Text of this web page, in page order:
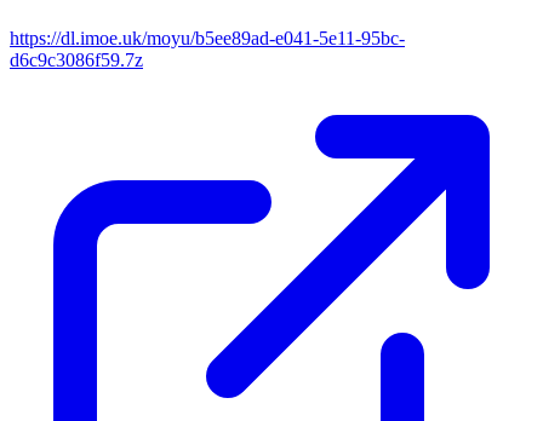
https://dl.imoe.uk/moyu/b5ee89ad-e041-5e11-95bc-
d6c9c3086f59.7z